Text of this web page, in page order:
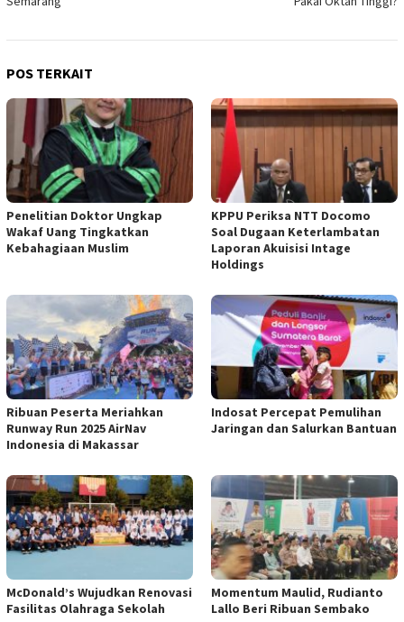
POS TERKAIT
Penelitian Doktor Ungkap
Wakaf Uang Tingkatkan
Kebahagiaan Muslim
KPPU Periksa NTT Docomo
Soal Dugaan Keterlambatan
Laporan Akuisisi Intage
Holdings
Ribuan Peserta Meriahkan
Runway Run 2025 AirNav
Indonesia di Makassar
Indosat Percepat Pemulihan
Jaringan dan Salurkan Bantuan
McDonald’s Wujudkan Renovasi
Fasilitas Olahraga Sekolah
Momentum Maulid, Rudianto
Lallo Beri Ribuan Sembako